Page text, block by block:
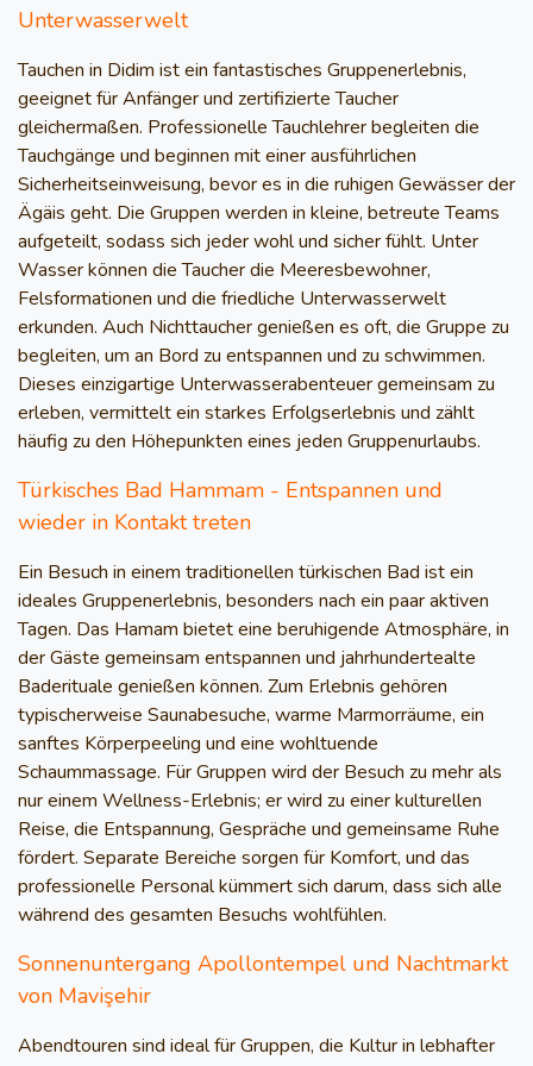
Unterwasserwelt
Tauchen in Didim ist ein fantastisches Gruppenerlebnis,
geeignet für Anfänger und zertifizierte Taucher
gleichermaßen. Professionelle Tauchlehrer begleiten die
Tauchgänge und beginnen mit einer ausführlichen
Sicherheitseinweisung, bevor es in die ruhigen Gewässer der
Ägäis geht. Die Gruppen werden in kleine, betreute Teams
aufgeteilt, sodass sich jeder wohl und sicher fühlt. Unter
Wasser können die Taucher die Meeresbewohner,
Felsformationen und die friedliche Unterwasserwelt
erkunden. Auch Nichttaucher genießen es oft, die Gruppe zu
begleiten, um an Bord zu entspannen und zu schwimmen.
Dieses einzigartige Unterwasserabenteuer gemeinsam zu
erleben, vermittelt ein starkes Erfolgserlebnis und zählt
häufig zu den Höhepunkten eines jeden Gruppenurlaubs.
Türkisches Bad Hammam - Entspannen und
wieder in Kontakt treten
Ein Besuch in einem traditionellen türkischen Bad ist ein
ideales Gruppenerlebnis, besonders nach ein paar aktiven
Tagen. Das Hamam bietet eine beruhigende Atmosphäre, in
der Gäste gemeinsam entspannen und jahrhundertealte
Baderituale genießen können. Zum Erlebnis gehören
typischerweise Saunabesuche, warme Marmorräume, ein
sanftes Körperpeeling und eine wohltuende
Schaummassage. Für Gruppen wird der Besuch zu mehr als
nur einem Wellness-Erlebnis; er wird zu einer kulturellen
Reise, die Entspannung, Gespräche und gemeinsame Ruhe
fördert. Separate Bereiche sorgen für Komfort, und das
professionelle Personal kümmert sich darum, dass sich alle
während des gesamten Besuchs wohlfühlen.
Sonnenuntergang Apollontempel und Nachtmarkt
von Mavişehir
Abendtouren sind ideal für Gruppen, die Kultur in lebhafter